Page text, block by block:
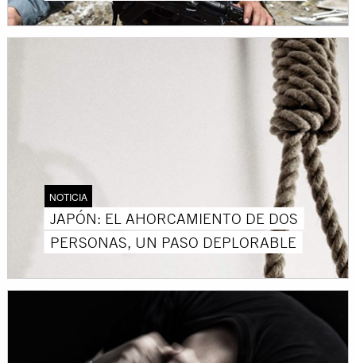
NOTICIA
JAPÓN: EL AHORCAMIENTO DE DOS
PERSONAS, UN PASO DEPLORABLE